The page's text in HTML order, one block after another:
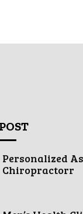
Personalized
Chiropractorr